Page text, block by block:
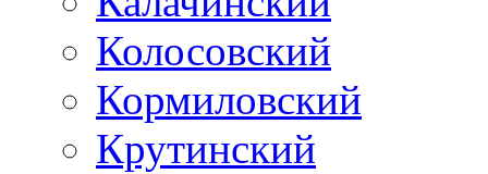
Колосовский
Кормиловский
Крутинский